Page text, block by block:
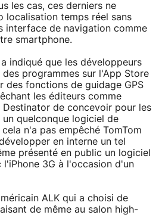
les cas, ces derniers ne
localisation temps réel sans
interface de navigation comme
smartphone.
indiqué que les développeurs
programmes sur l'App Store
des fonctions de guidage GPS
les éditeurs comme
Destinator de concevoir pour les
un quelconque logiciel de
n'a pas empêché TomTom
en interne un tel
présenté en public un logiciel
l'iPhone 3G à l'occasion d'un
ALK qui a choisi de
de même au salon high-